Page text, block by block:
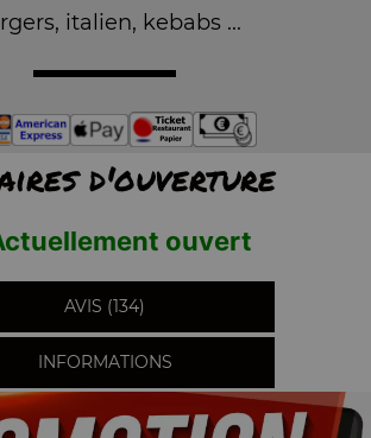
italien, kebabs ...
d'ouverture
ouvert
AVIS (134)
INFORMATIONS